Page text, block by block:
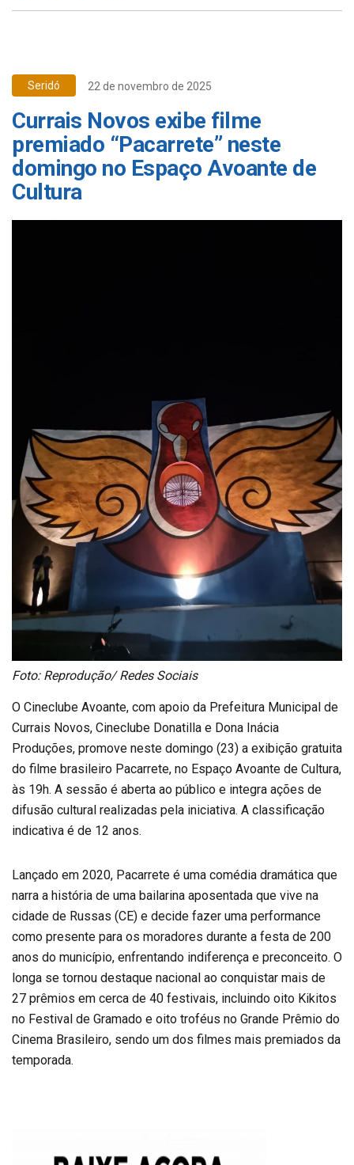
Seridó 22 de novembro de 2025
Currais Novos exibe filme
premiado “Pacarrete” neste
domingo no Espaço Avoante de
Cultura
Foto: Reprodução/ Redes Sociais
O Cineclube Avoante, com apoio da Prefeitura Municipal de
Currais Novos, Cineclube Donatilla e Dona Inácia
Produções, promove neste domingo (23) a exibição gratuita
do filme brasileiro Pacarrete, no Espaço Avoante de Cultura,
às 19h. A sessão é aberta ao público e integra ações de
difusão cultural realizadas pela iniciativa. A classificação
indicativa é de 12 anos.
Lançado em 2020, Pacarrete é uma comédia dramática que
narra a história de uma bailarina aposentada que vive na
cidade de Russas (CE) e decide fazer uma performance
como presente para os moradores durante a festa de 200
anos do município, enfrentando indiferença e preconceito. O
longa se tornou destaque nacional ao conquistar mais de
27 prêmios em cerca de 40 festivais, incluindo oito Kikitos
no Festival de Gramado e oito troféus no Grande Prêmio do
Cinema Brasileiro, sendo um dos filmes mais premiados da
temporada.